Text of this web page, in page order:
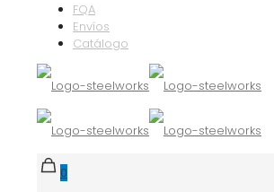
FQA
Envíos
Catálogo
0